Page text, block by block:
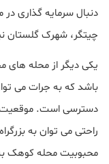
چیتگر، شهرک گلستان
باشد که به جرات می
دسترسی است. موقعیت
راحتی می توان به
محبوبیت محله کوهک